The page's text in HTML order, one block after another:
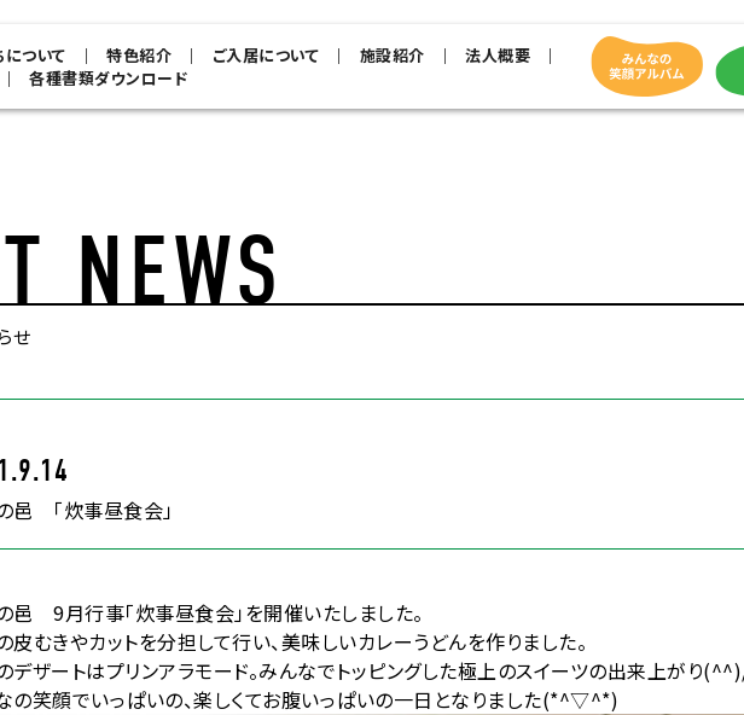
について 特色紹介 ご入居について 施設紹介
法人概要
各種書類ダウンロード
NEWS
せ
邑 「炊事昼食会」
邑 9月行事「炊事昼食会」を開催いたしました。
皮むきやカットを分担して行い、美味しいカレーうどんを作りました。
デザートはプリンアラモード。みんなでトッピングした極上のスイーツの出来上がり
の笑顔でいっぱいの、楽しくてお腹いっぱいの一日となりました(*^▽^*)